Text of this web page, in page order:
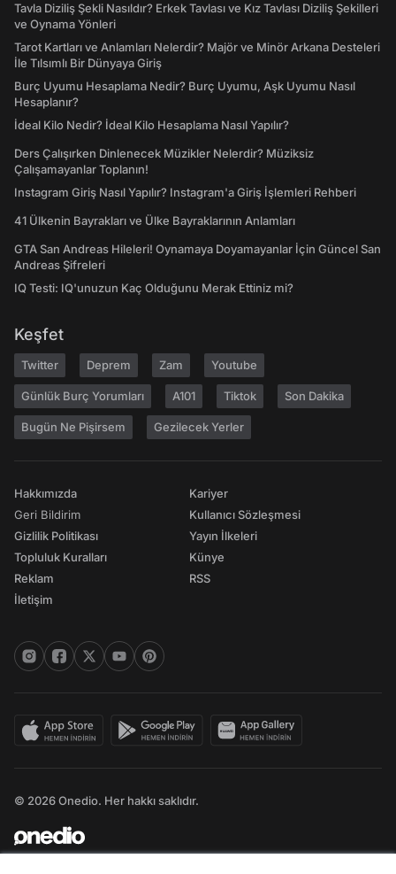
Tavla Diziliş Şekli Nasıldır? Erkek Tavlası ve Kız Tavlası Diziliş Şekilleri
ve Oynama Yönleri
Tarot Kartları ve Anlamları Nelerdir? Majör ve Minör Arkana Desteleri
İle Tılsımlı Bir Dünyaya Giriş
Burç Uyumu Hesaplama Nedir? Burç Uyumu, Aşk Uyumu Nasıl
Hesaplanır?
İdeal Kilo Nedir? İdeal Kilo Hesaplama Nasıl Yapılır?
Ders Çalışırken Dinlenecek Müzikler Nelerdir? Müziksiz
Çalışamayanlar Toplanın!
Instagram Giriş Nasıl Yapılır? Instagram'a Giriş İşlemleri Rehberi
41 Ülkenin Bayrakları ve Ülke Bayraklarının Anlamları
GTA San Andreas Hileleri! Oynamaya Doyamayanlar İçin Güncel San
Andreas Şifreleri
IQ Testi: IQ'unuzun Kaç Olduğunu Merak Ettiniz mi?
Keşfet
Twitter Deprem Zam Youtube
Günlük Burç Yorumları A101 Tiktok Son Dakika
Bugün Ne Pişirsem Gezilecek Yerler
Hakkımızda
Geri Bildirim
Gizlilik Politikası
Topluluk Kuralları
Reklam
İletişim
Kariyer
Kullanıcı Sözleşmesi
Yayın İlkeleri
Künye
RSS
© 2026 Onedio. Her hakkı saklıdır.